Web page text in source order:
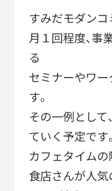
すみだモダン
月１回程度、事
る
セミナーやワ
す。
その一例として
ていく予定です。
カフェタイムの
食店さんが人気